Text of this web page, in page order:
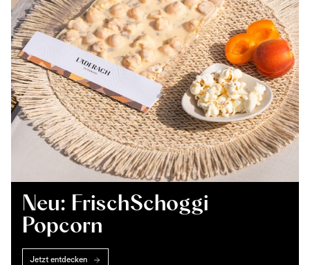
Neu: FrischSchoggi
Popcorn
Jetzt entdecken